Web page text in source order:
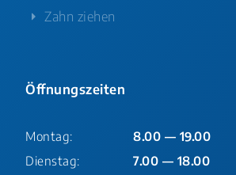
Zahn ziehen
Öffnungszeiten
Montag:
8.00 — 19.00
Dienstag:
7.00 — 18.00